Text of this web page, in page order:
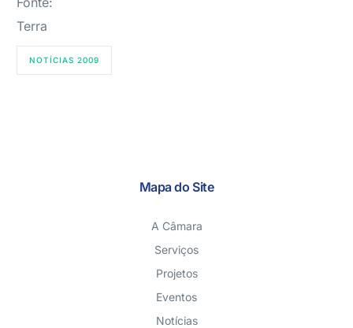
Terra
NOTÍCIAS 2009
Mapa do Site
A Câmara
Serviços
Projetos
Eventos
Notícias